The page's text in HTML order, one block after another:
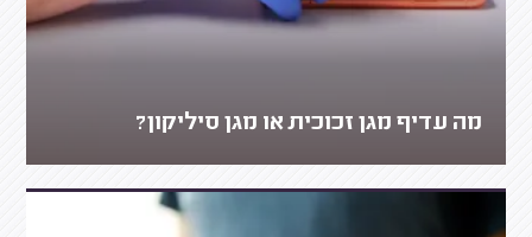
מה עדיף מגן זכוכית או מגן סיליקון?